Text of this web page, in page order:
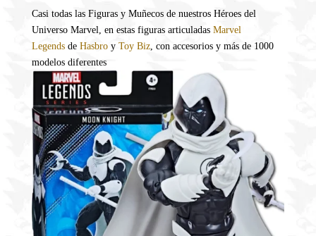
Casi todas las Figuras y Muñecos de nuestros Héroes del
Universo Marvel, en estas figuras articuladas Marvel
Legends de Hasbro y Toy Biz, con accesorios y más de 1000
modelos diferentes